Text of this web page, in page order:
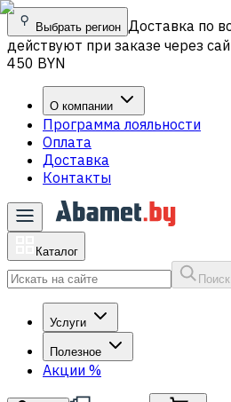
Выбрать регион Доставка по
действуют при заказе через
450 BYN
О компании
Программа лояльности
Оплата
Доставка
Контакты
Каталог
Поиск
Услуги
Полезное
Акции %